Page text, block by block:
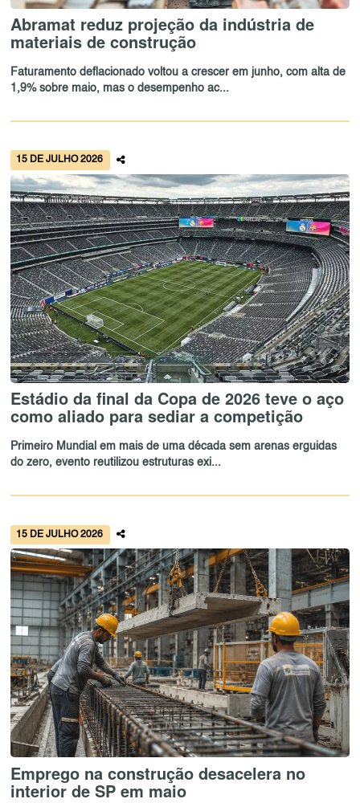
Abramat reduz projeção da indústria de
materiais de construção
Faturamento deflacionado voltou a crescer em junho, com alta de
1,9% sobre maio, mas o desempenho ac...
15 DE JULHO 2026
Estádio da final da Copa de 2026 teve o aço
como aliado para sediar a competição
Primeiro Mundial em mais de uma década sem arenas erguidas
do zero, evento reutilizou estruturas exi...
15 DE JULHO 2026
Emprego na construção desacelera no
interior de SP em maio